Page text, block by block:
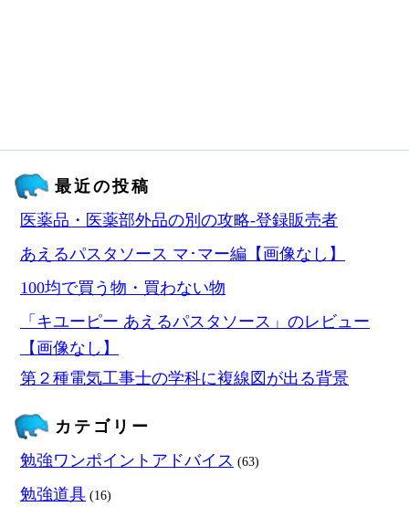
最近の投稿
医薬品・医薬部外品の別の攻略‐登録販売者
あえるパスタソース マ･マー編【画像なし】
100均で買う物・買わない物
「キユーピー あえるパスタソース」のレビュー
【画像なし】
第２種電気工事士の学科に複線図が出る背景
カテゴリー
勉強ワンポイントアドバイス (63)
勉強道具 (16)